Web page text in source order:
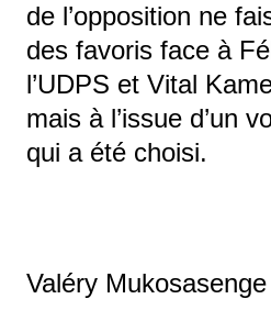
de l’opposition ne
des favoris face à
l’UDPS et Vital
mais à l’issue d’un
qui a été choisi.
Valéry Mukosasenge